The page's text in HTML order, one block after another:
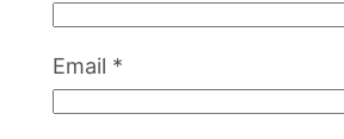
Email *